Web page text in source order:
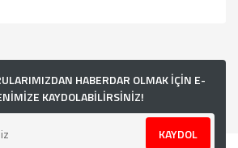
iletebilirsiniz.
için teşekkür ederiz.
bozuk veya görüntülenemiyor.
eksik bilgiler bulunuyor.
HABERDAR OLMAK İÇİN E-
KAYDOLABİLİRSİNİZ!
KAYDOL